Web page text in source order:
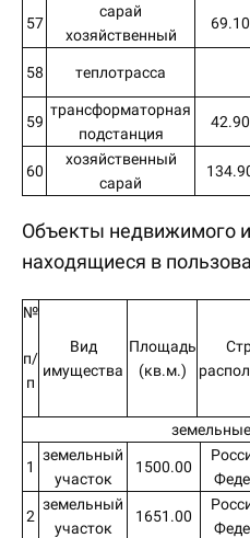
57
сарай
хозяйственный
69.10
58 теплотрасса
59
трансформаторная
подстанция
42.90
60
хозяйственный
сарай
Объекты недвижимого
находящиеся в
№
п/
п
Вид
имущества
Площадь
(кв.м.)
1
земельный
участок
1500.00
2
земельный
участок
1651.00